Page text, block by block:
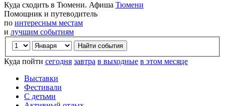
Куда сходить в Тюмени. Афиша Тюмени
Помощник и путеводитель
по интересным местам
и лучшим событиям
Куда пойти сегодня завтра в выходные в этом месяце
Выставки
Фестивали
С детьми